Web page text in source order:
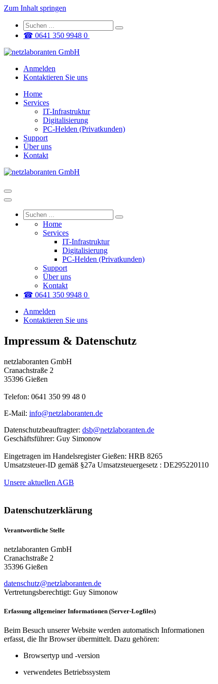
Zum Inhalt springen
☎ 0641 350 9948 0
Anmelden
Kontaktieren Sie uns
Home
Services
IT-Infrastruktur
Digitalisierung
PC-Helden (Privatkunden)
Support
Über uns
Kontakt
Home
Services
IT-Infrastruktur
Digitalisierung
PC-Helden (Privatkunden)
Support
Über uns
Kontakt
☎ 0641 350 9948 0
Anmelden
Kontaktieren Sie uns
Impressum & Datenschutz
netzlaboranten GmbH
Cranachstraße 2
35396 Gießen
Telefon: 0641 350 99 48 0
E-Mail: info@netzlaboranten.de
Datenschutzbeauftragter: dsb@netzlaboranten.de
Geschäftsführer: Guy Simonow
Eingetragen im Handelsregister Gießen: HRB 8265
Umsatzsteuer-ID gemäß §27a Umsatzsteuergesetz : DE295220110
Unsere aktuellen AGB
Datenschutzerklärung
Verantwortliche Stelle
netzlaboranten GmbH
Cranachstraße 2
35396 Gießen
datenschutz@netzlaboranten.de
Vertretungsberechtigt: Guy Simonow
Erfassung allgemeiner Informationen (Server-Logfiles)
Beim Besuch unserer Website werden automatisch Informationen
erfasst, die Ihr Browser übermittelt. Dazu gehören:
Browsertyp und -version
verwendetes Betriebssystem